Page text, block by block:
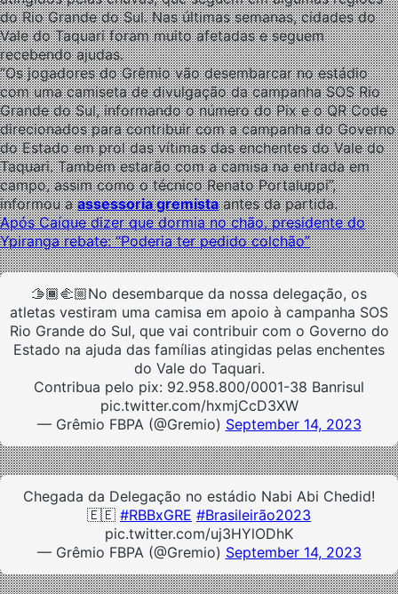
do Rio Grande do Sul. Nas últimas semanas, cidades do
Vale do Taquari foram muito afetadas e seguem
recebendo ajudas.
“Os jogadores do Grêmio vão desembarcar no estádio
com uma camiseta de divulgação da campanha SOS Rio
Grande do Sul, informando o número do Pix e o QR Code
direcionados para contribuir com a campanha do Governo
do Estado em prol das vítimas das enchentes do Vale do
Taquari. Também estarão com a camisa na entrada em
campo, assim como o técnico Renato Portaluppi”,
informou aassessoria gremistaantes da partida.
Após Caíque dizer que dormia no chão, presidente do
Ypiranga rebate: “Poderia ter pedido colchão”
🫱🏾‍🫲🏼No desembarque da nossa delegação, os
atletas vestiram uma camisa em apoio à campanha SOS
Rio Grande do Sul, que vai contribuir com o Governo do
Estado na ajuda das famílias atingidas pelas enchentes
do Vale do Taquari.
Contribua pelo pix: 92.958.800/0001-38 Banrisul
pic.twitter.com/hxmjCcD3XW
— Grêmio FBPA (@Gremio) September 14, 2023
Chegada da Delegação no estádio Nabi Abi Chedid!
🇪🇪 #RBBxGRE #Brasileirão2023
pic.twitter.com/uj3HYlODhK
— Grêmio FBPA (@Gremio) September 14, 2023